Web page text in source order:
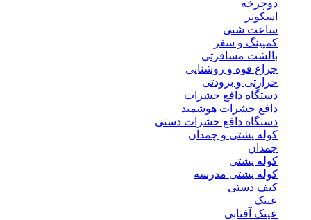
دوچرخه
اسکوتر
ساعت شنی
کمپینگ و سفر
بالشت مسافرتی
چراغ قوه و روشنایی
حرارتی و برودتی
دستگاه دافع حشرات
دافع حشرات هوشمند
دستگاه دافع حشرات دستی
کوله پشتی و چمدان
چمدان
کوله پشتی
کوله پشتی مدرسه
کیف دستی
عینک
عینک آفتابی